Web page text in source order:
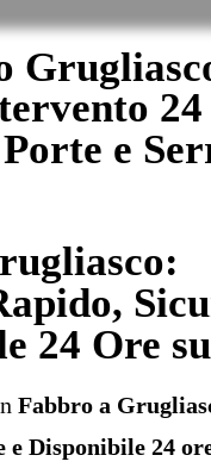
24
e
24 Ore
Fabbro a
e Disponibile 24